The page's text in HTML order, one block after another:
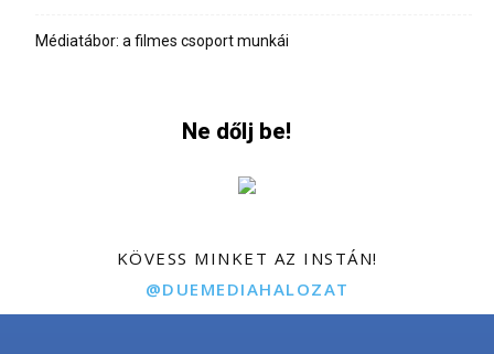
Médiatábor: a filmes csoport munkái
Ne dőlj be!
KÖVESS MINKET AZ INSTÁN!
@DUEMEDIAHALOZAT